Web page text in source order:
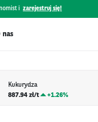
i zarejestruj się!
nas
Kukurydza
887.94 zł/t
+1.26%